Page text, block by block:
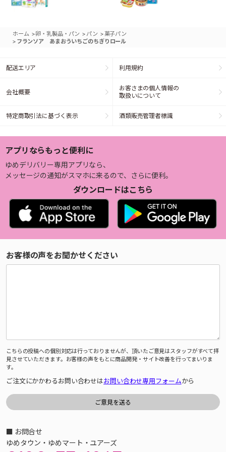
ホーム >卵・乳製品・パン > パン >菓子パン
> フランソア あまおういちごのちぎりロール
配送エリア 利用規約
会社概要
お客さまの個人情報の
取扱いについて
特定商取引法に基づく表示 酒類販売管理者標識
アプリならもっと便利に
ゆめデリバリー専用アプリなら、
メッセージの通知がスマホに来るので、さらに便利。
ダウンロードはこちら
お客様の声をお聞かせください
こちらの投稿への個別対応は行っておりませんが、頂いたご意見はスタッフがすべて拝
見させていただきます。お客様の声をもとに商品開発・サイト改善を行ってまいりま
す。
ご注文にかかわるお問い合わせはお問い合わせ専用フォームから
■ お問合せ
ゆめタウン・ゆめマート・ユアーズ